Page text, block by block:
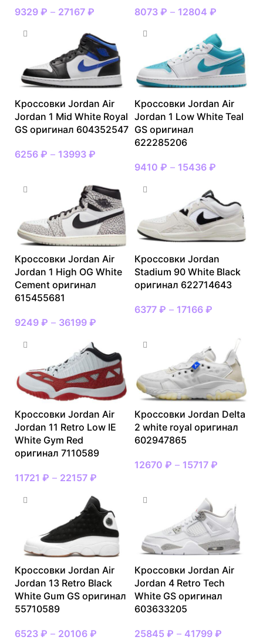
9329 ₽ – 27167 ₽ 8073 ₽ – 12804 ₽
Кроссовки Jordan Air
Jordan 1 Mid White Royal
GS оригинал 604352547
6256 ₽ – 13993 ₽
Кроссовки Jordan Air
Jordan 1 Low White Teal
GS оригинал
622285206
9410 ₽ – 15436 ₽
Кроссовки Jordan Air
Jordan 1 High OG White
Cement оригинал
615455681
9249 ₽ – 36199 ₽
Кроссовки Jordan
Stadium 90 White Black
оригинал 622714643
6377 ₽ – 17166 ₽
Кроссовки Jordan Air
Jordan 11 Retro Low IE
White Gym Red
оригинал 7110589
11721 ₽ – 22157 ₽
Кроссовки Jordan Delta
2 white royal оригинал
602947865
12670 ₽ – 15717 ₽
Кроссовки Jordan Air
Jordan 13 Retro Black
White Gum GS оригинал
55710589
6523 ₽ – 20106 ₽
Кроссовки Jordan Air
Jordan 4 Retro Tech
White GS оригинал
603633205
25845 ₽ – 41799 ₽